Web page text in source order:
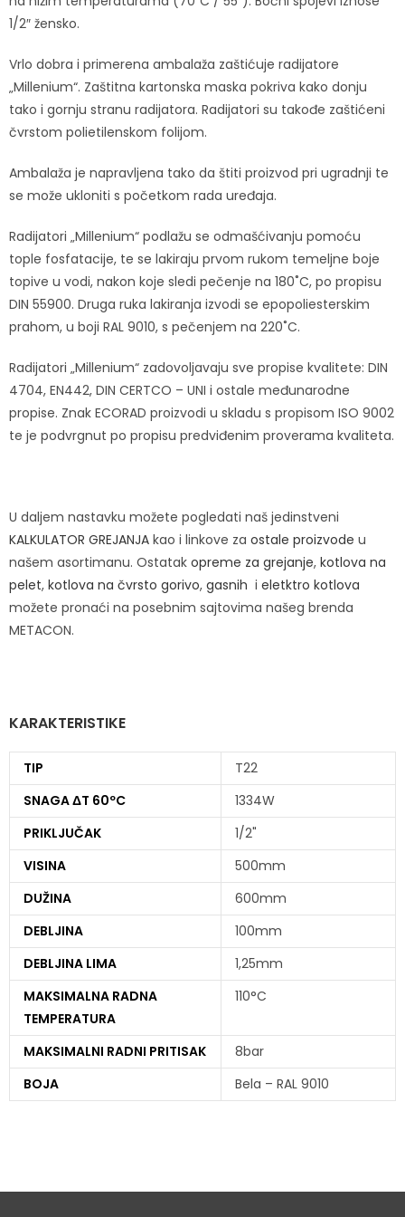
1/2″ žensko.
Vrlo dobra i primerena ambalaža zaštićuje radijatore
„Millenium“. Zaštitna kartonska maska pokriva kako donju
tako i gornju stranu radijatora. Radijatori su takođe zaštićeni
čvrstom polietilenskom folijom.
Ambalaža je napravljena tako da štiti proizvod pri ugradnji te
se može ukloniti s početkom rada uređaja.
Radijatori „Millenium“ podlažu se odmašćivanju pomoću
tople fosfatacije, te se lakiraju prvom rukom temeljne boje
topive u vodi, nakon koje sledi pečenje na 180˚C, po propisu
DIN 55900. Druga ruka lakiranja izvodi se epopoliesterskim
prahom, u boji RAL 9010, s pečenjem na 220˚C.
Radijatori „Millenium“ zadovoljavaju sve propise kvalitete: DIN
4704, EN442, DIN CERTCO – UNI i ostale međunarodne
propise. Znak ECORAD proizvodi u skladu s propisom ISO 9002
te je podvrgnut po propisu predviđenim proverama kvaliteta.
U daljem nastavku možete pogledati naš jedinstveni
KALKULATOR GREJANJA kao i linkove za ostale proizvode u
našem asortimanu. Ostatak opreme za grejanje, kotlova na
pelet, kotlova na čvrsto gorivo, gasnih i eletktro kotlova
možete pronaći na posebnim sajtovima našeg brenda
METACON.
KARAKTERISTIKE
TIP
T22
SNAGA ΔT 60ºC
1334W
PRIKLJUČAK
1/2"
VISINA
500mm
DUŽINA
600mm
DEBLJINA
100mm
DEBLJINA LIMA
1,25mm
MAKSIMALNA RADNA
TEMPERATURA
110°C
MAKSIMALNI RADNI PRITISAK
8bar
BOJA
Bela – RAL 9010